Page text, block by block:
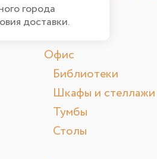
города
доставки.
Офис
Библиотеки
Шкафы и стеллажи
Тумбы
Столы